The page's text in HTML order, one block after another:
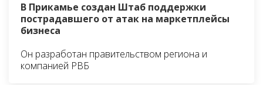
В Прикамье создан Штаб поддержки
пострадавшего от атак на маркетплейсы
бизнеса
Он разработан правительством региона и
компанией РВБ